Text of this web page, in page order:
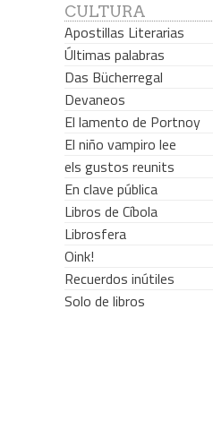
CULTURA
Apostillas Literarias
Últimas palabras
Das Bücherregal
Devaneos
El lamento de Portnoy
El niño vampiro lee
els gustos reunits
En clave pública
Libros de Cíbola
Librosfera
Oink!
Recuerdos inútiles
Solo de libros